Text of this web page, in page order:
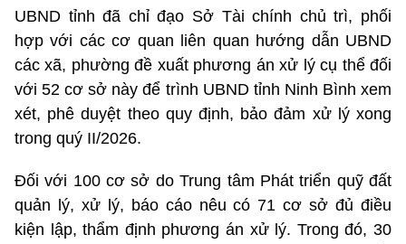
UBND tỉnh đã chỉ đạo Sở Tài chính chủ trì, phối
hợp với các cơ quan liên quan hướng dẫn UBND
các xã, phường đề xuất phương án xử lý cụ thể đối
với 52 cơ sở này để trình UBND tỉnh Ninh Bình xem
xét, phê duyệt theo quy định, bảo đảm xử lý xong
trong quý II/2026.
Đối với 100 cơ sở do Trung tâm Phát triển quỹ đất
quản lý, xử lý, báo cáo nêu có 71 cơ sở đủ điều
kiện lập, thẩm định phương án xử lý. Trong đó, 30